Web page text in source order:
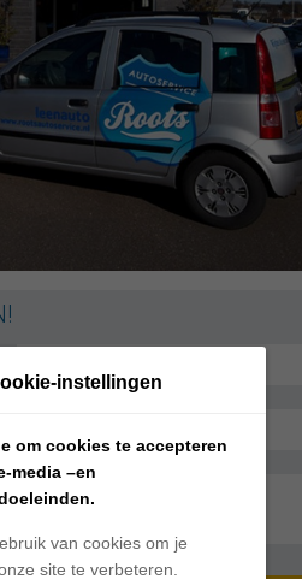
instellingen
om cookies te accepteren
media –en
van cookies om je
site te verbeteren.